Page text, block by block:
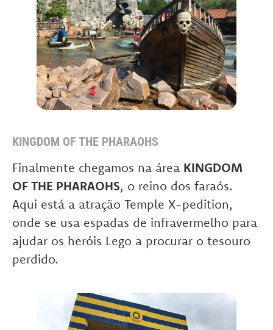
KINGDOM OF THE PHARAOHS
Finalmente chegamos na área KINGDOM
OF THE PHARAOHS, o reino dos faraós.
Aqui está a atração Temple X-pedition,
onde se usa espadas de infravermelho para
ajudar os heróis Lego a procurar o tesouro
perdido.